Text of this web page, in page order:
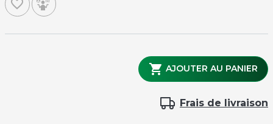
favorite_border
 AJOUTER AU PANIER
Frais de livraison